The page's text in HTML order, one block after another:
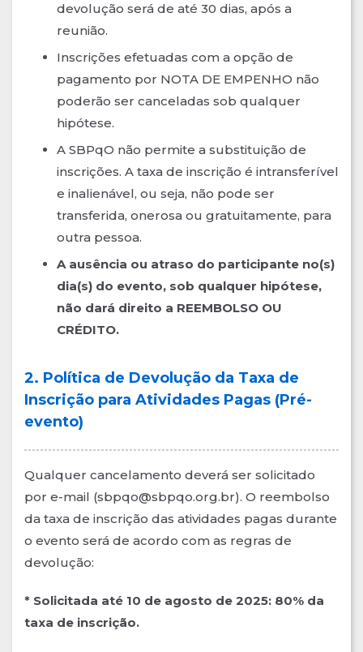
devolução será de até 30 dias, após a
reunião.
Inscrições efetuadas com a opção de
pagamento por NOTA DE EMPENHO não
poderão ser canceladas sob qualquer
hipótese.
A SBPqO não permite a substituição de
inscrições. A taxa de inscrição é intransferível
e inalienável, ou seja, não pode ser
transferida, onerosa ou gratuitamente, para
outra pessoa.
A ausência ou atraso do participante no(s)
dia(s) do evento, sob qualquer hipótese,
não dará direito a REEMBOLSO OU
CRÉDITO.
2. Política de Devolução da Taxa de
Inscrição para Atividades Pagas (Pré-
evento)
Qualquer cancelamento deverá ser solicitado
por e-mail (sbpqo@sbpqo.org.br). O reembolso
da taxa de inscrição das atividades pagas durante
o evento será de acordo com as regras de
devolução:
* Solicitada até 10 de agosto de 2025: 80% da
taxa de inscrição.